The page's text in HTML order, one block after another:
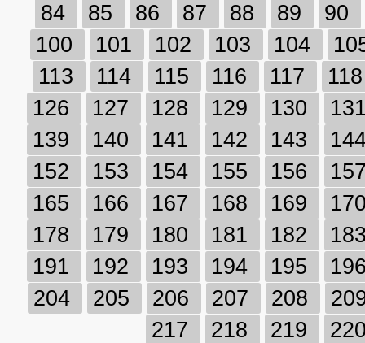
84
85 86 87 88 89
90
100
101 102 103 104
113
114 115 116 117
126
127 128 129 130
139
140 141 142 143
152
153 154 155 156
165
166 167 168 169
178
179 180 181 182
191
192 193 194 195
204
205 206 207 208
217
218 219